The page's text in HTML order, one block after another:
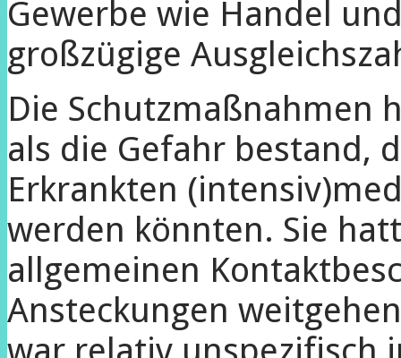
Gewerbe wie Handel
großzügige
Die Schutzmaßnahmen
als die Gefahr bestand,
Erkrankten
werden könnten. Sie
allgemeinen
Ansteckungen